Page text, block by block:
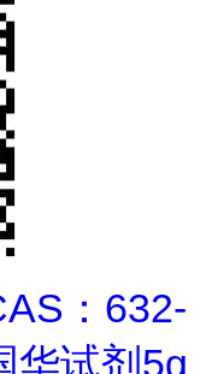
：632-
华试剂5g